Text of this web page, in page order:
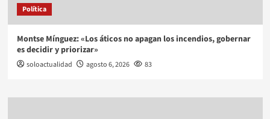
Política
Montse Mínguez: «Los áticos no apagan los incendios, gobernar
es decidir y priorizar»
soloactualidad agosto 6, 2026 83